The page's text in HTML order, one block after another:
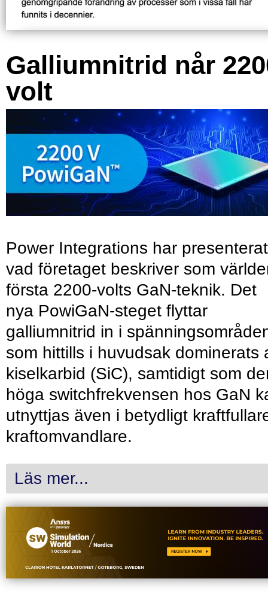
Galliumnitrid når
volt
Power Integrations har presenterat
vad företaget beskriver som
första 2200-volts GaN-teknik. Det
nya PowiGaN-steget flyttar
galliumnitrid in i
som hittills i huvudsak dominerats
kiselkarbid (SiC), samtidigt som
höga switchfrekvensen hos GaN
utnyttjas även i betydligt
kraftomvandlare.
Läs mer...